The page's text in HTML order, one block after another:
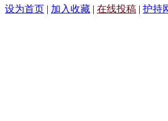
设为首页 | 加入收藏 | 在线投稿 | 护持